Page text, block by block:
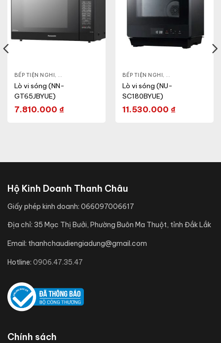
BẾP TIỆN NGHI , GIA DỤNG KHỎE & ĐẸP ,LÒ VI SÓNG
Lò vi sóng (NN-
GT65JBYUE)
7.810.000 ₫
BẾP TIỆN NGHI , GIA DỤNG KHỎE &
Lò vi sóng (NU-
SC180BYUE)
11.530.000 ₫
CA - BÌNH ,NỒI CƠM ĐIỆN
Hộ Kinh Doanh Thanh Châu
Giấy phép kinh doanh: 066097006617
Địa chỉ: 35 Mạc Thị Bưởi, Phường Buôn Ma Thuột, tỉnh Đắk Lắk
Email: thanhchaudiengiadung@gmail.com
Hotline: 0906.47.35.47
Chính sách